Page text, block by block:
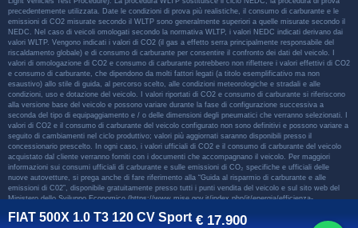
FIAT 500X 1.0 T3 120 CV Sport € 17.900
precedentemente utilizzata. Date le condizioni di prova più realistiche, il consumo di carburante e le
emissioni di CO2 misurate secondo il WLTP sono generalmente superiori a quelle misurate secondo il
NEDC. Nel caso di veicoli omologati secondo la normativa WLTP, i valori NEDC indicati derivano dai
valori WLTP. Vengono indicati i valori di CO2 (il gas a effetto serra principalmente responsabile del
riscaldamento globale) e di consumo di carburante per consentire il confronto dei dati del veicolo. I
valori di omologazione di CO2 e consumo di carburante potrebbero non riflettere i valori effettivi di CO2
e consumo di carburante, che dipendono da molti fattori legati (a titolo esemplificativo ma non
esaustivo) allo stile di guida, al percorso scelto, alle condizioni meteorologiche e stradali e alle
condizioni, uso e dotazione del veicolo. I valori riportati di CO2 e consumo di carburante si riferiscono
alla versione base del veicolo e possono variare durante la fase di configurazione successiva a
seconda del tipo di equipaggiamento e / o delle dimensioni degli pneumatici che verranno selezionati. I
valori di CO2 e il consumo di carburante del veicolo configurato non sono definitivi e possono variare a
seguito di cambiamenti nel ciclo produttivo; valori più aggiornati saranno disponibili presso il
concessionario prescelto. In ogni caso, i valori ufficiali di CO2 e il consumo di carburante del veicolo
acquistato dal cliente verranno forniti con i documenti che accompagnano il veicolo. Per maggiori
informazioni sui consumi ufficiali di carburante e sulle emissioni di CO₂ specifiche e ufficiali delle
nuove autovetture, si prega anche di fare riferimento alla “Guida al risparmio di carburante e alle
emissioni di C02”, disponibile gratuitamente presso tutti i punti vendita del veicolo e sul sito web del
Ministero dello Sviluppo Economico (https://www.mise.gov.it/index.php/it/energia/efficienza-
motore è omologato WLTP, ai fini della verifica dell’eventuale applicazione dell’Ecotassa / Ecobonus vi